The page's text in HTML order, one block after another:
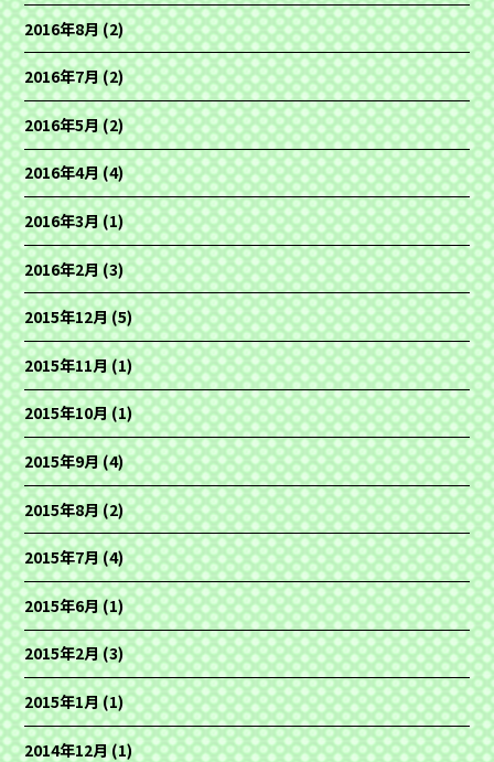
2016年8月(2)
2016年7月(2)
2016年5月(2)
2016年4月(4)
2016年3月(1)
2016年2月(3)
2015年12月(5)
2015年11月(1)
2015年10月(1)
2015年9月(4)
2015年8月(2)
2015年7月(4)
2015年6月(1)
2015年2月(3)
2015年1月(1)
2014年12月(1)